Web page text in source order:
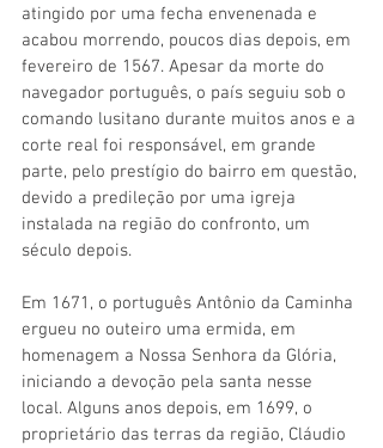
atingido por uma fecha envenenada e
acabou morrendo, poucos dias depois, em
fevereiro de 1567. Apesar da morte do
navegador português, o país seguiu sob o
comando lusitano durante muitos anos e a
corte real foi responsável, em grande
parte, pelo prestígio do bairro em questão,
devido a predileção por uma igreja
instalada na região do confronto, um
século depois.
Em 1671, o português Antônio da Caminha
ergueu no outeiro uma ermida, em
homenagem a Nossa Senhora da Glória,
iniciando a devoção pela santa nesse
local. Alguns anos depois, em 1699, o
proprietário das terras da região, Cláudio